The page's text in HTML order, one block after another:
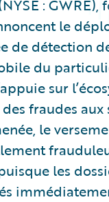
: GWRE),
le
de détection
du
sur
fraudes
le
les